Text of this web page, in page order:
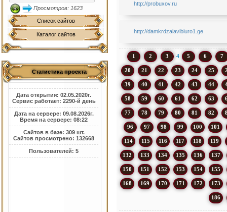
Просмотров: 1623
Список сайтов
Каталог сайтов
Статистика проекта
Дата открытия: 02.05.2020г.
Сервис работает: 2290-й день
Дата на сервере: 09.08.2026г.
Время на сервере: 08:22
Сайтов в базе: 309 шт.
Сайтов просмотрено: 132668
Пользователей: 5
http://probuxov.ru
http://damkrdzalavibiuro1.ge
1 2 3 4 5 6 7
20 21 22 23 24 25
39 40 41 42 43 44
58 59 60 61 62 63
77 78 79 80 81 82
96 97 98 99 100 101
114 115 116 117 118 119
132 133 134 135 136 137
150 151 152 153 154 155
168 169 170 171 172 173
186